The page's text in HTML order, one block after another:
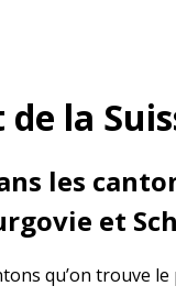
la
les
et
qu’on trouve